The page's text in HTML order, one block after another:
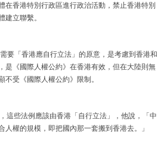
在香港特別行政區進行政治活動，禁止香港特別
立聯繫。
要「香港應自行立法」的原意，是考慮到香港和
是《國際人權公約》在香港有效，但在大陸則無
受《國際人權公約》限制。
這些法例應該由香港「自行立法」，他說，「中
權的規模，即把國內那一套搬到香港去。」